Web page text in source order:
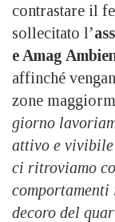
contrastare il
sollecitato l’
e Amag
affinché
zone
giorno
attivo e vivibile
ci ritroviamo
decoro del